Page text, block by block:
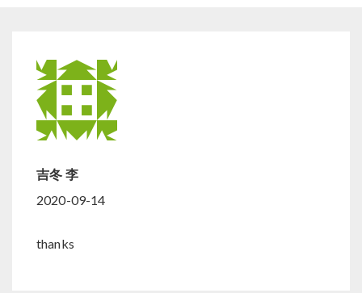
吉冬 李
2020-09-14
thanks